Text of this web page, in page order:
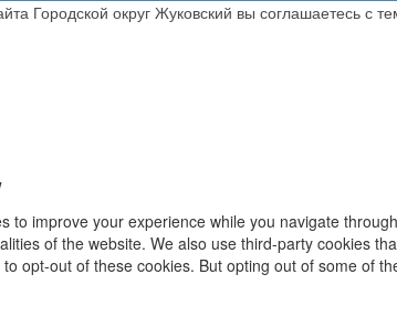
Городской округ Жуковский вы соглашаетесь
to improve your experience while you navigate
of the website. We also use third-party cookies
opt-out of these cookies. But opting out of some of